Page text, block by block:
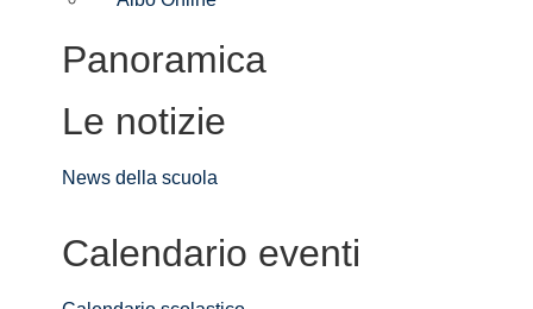
Panoramica
Le notizie
News della scuola
Calendario eventi